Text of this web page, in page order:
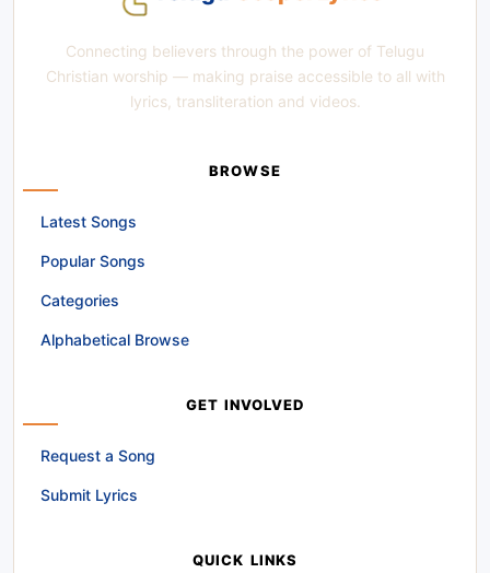
Connecting believers through the power of Telugu
Christian worship — making praise accessible to all with
lyrics, transliteration and videos.
BROWSE
Latest Songs
Popular Songs
Categories
Alphabetical Browse
GET INVOLVED
Request a Song
Submit Lyrics
QUICK LINKS